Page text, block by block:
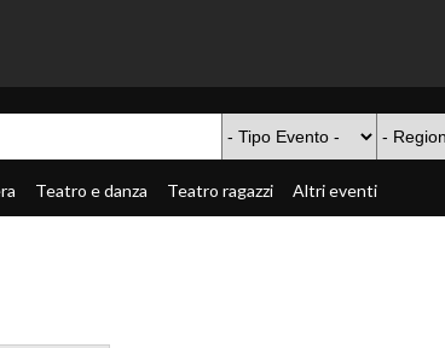
Teatro e danza Teatro ragazzi Altri eventi